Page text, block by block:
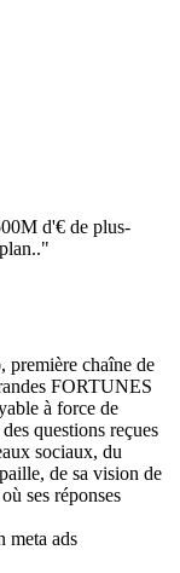
d'€ de plus-
première chaîne de
FORTUNES
à force de
questions reçues
sociaux, du
de sa vision de
ses réponses
meta ads